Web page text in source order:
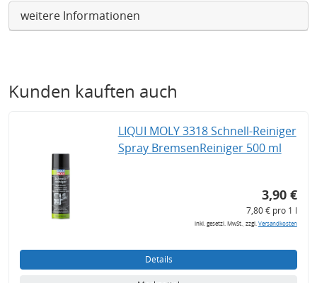
weitere Informationen
Kunden kauften auch
LIQUI MOLY 3318 Schnell-Reiniger
Spray BremsenReiniger 500 ml
3,90 €
7,80 € pro 1 l
inkl. gesetzl. MwSt., zzgl.Versandkosten
Details